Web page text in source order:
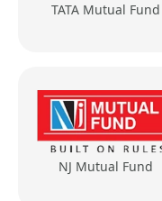
TATA Mutual Fund
NJ Mutual Fund